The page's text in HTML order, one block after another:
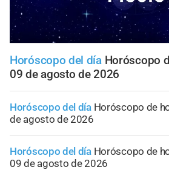
Horóscopo del día Horóscopo
09 de agosto de 2026
Horóscopo del día Horóscopo de
de agosto de 2026
Horóscopo del día Horóscopo de
09 de agosto de 2026